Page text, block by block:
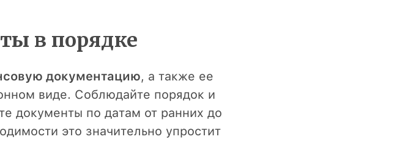
в порядке
документацию, а также ее
виде. Соблюдайте порядок и
документы по датам от ранних до
это значительно упростит